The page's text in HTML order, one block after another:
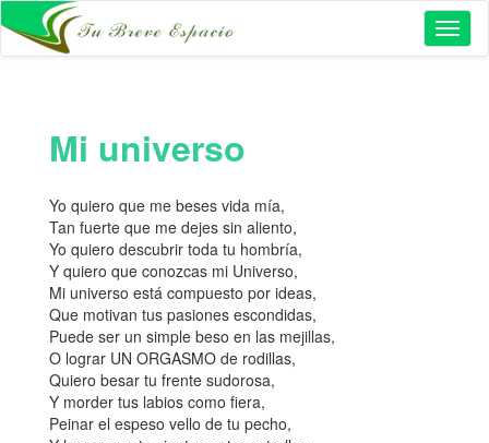
Mi universo
Yo quiero que me beses vida mía,
Tan fuerte que me dejes sin aliento,
Yo quiero descubrir toda tu hombría,
Y quiero que conozcas mi Universo,
Mi universo está compuesto por ideas,
Que motivan tus pasiones escondidas,
Puede ser un simple beso en las mejillas,
O lograr UN ORGASMO de rodillas,
Quiero besar tu frente sudorosa,
Y morder tus labios como fiera,
Peinar el espeso vello de tu pecho,